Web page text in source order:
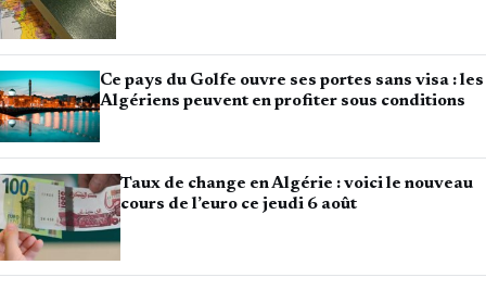
Ce pays du Golfe ouvre ses portes sans visa : les
Algériens peuvent en profiter sous conditions
Taux de change en Algérie : voici le nouveau
cours de l’euro ce jeudi 6 août